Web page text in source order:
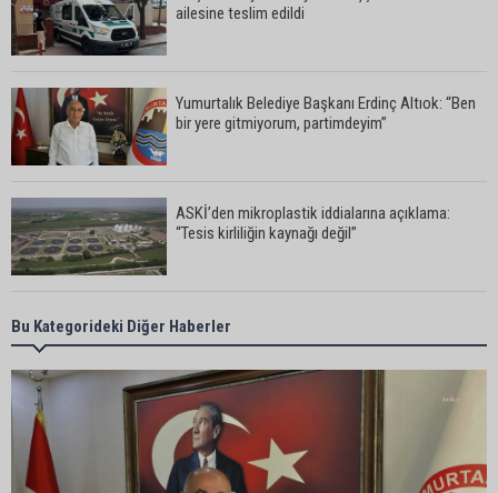
ailesine teslim edildi
Yumurtalık Belediye Başkanı Erdinç Altıok: “Ben
bir yere gitmiyorum, partimdeyim”
ASKİ’den mikroplastik iddialarına açıklama:
“Tesis kirliliğin kaynağı değil”
Feke’de mahalle çalışmaları sahada
değerlendirildi
AK Parti Adana İl Başkanı Mustafa Özkan:
"Türkiye Yüzyılına güçlü teşkilatımızla yürüyoruz"
Bu Kategorideki Diğer Haberler